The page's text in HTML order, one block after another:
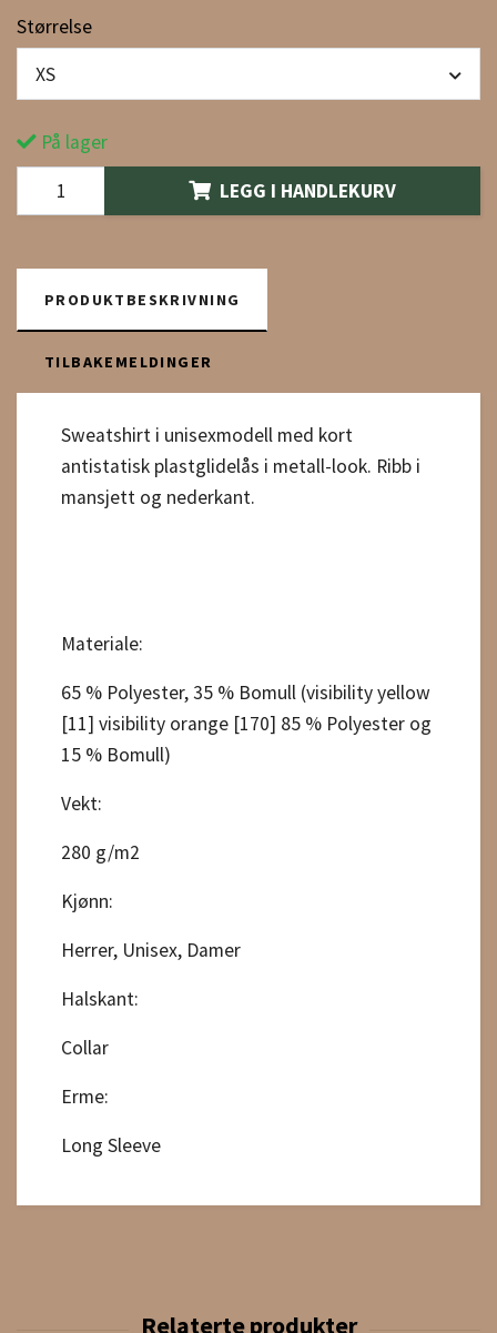
Størrelse
XS
På lager
LEGG I HANDLEKURV
PRODUKTBESKRIVNING
TILBAKEMELDINGER
Sweatshirt i unisexmodell med kort
antistatisk plastglidelås i metall-look. Ribb i
mansjett og nederkant.
Materiale:
65 % Polyester, 35 % Bomull (visibility yellow
[11] visibility orange [170] 85 % Polyester og
15 % Bomull)
Vekt:
280 g/m2
Kjønn:
Herrer, Unisex, Damer
Halskant:
Collar
Erme:
Long Sleeve